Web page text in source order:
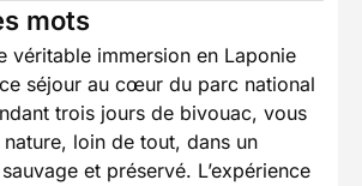
mots
véritable immersion en Laponie
séjour au cœur du parc national
trois jours de bivouac, vous
loin de tout, dans un
et préservé. L’expérience